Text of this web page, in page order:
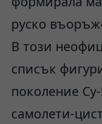
руско
В този
списък
поколение
самолети-